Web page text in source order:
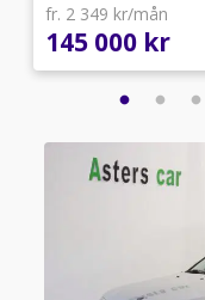
fr. 2 349 kr/mån
145 000 kr